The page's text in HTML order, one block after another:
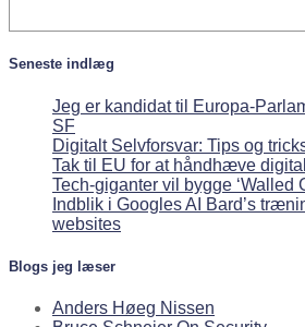
Seneste indlæg
Jeg er kandidat til Europa-
SF
Digitalt Selvforsvar: Tips og
Tak til EU for at håndhæve
Tech-giganter vil bygge ‘Walled
Indblik i Googles AI Bard’s
websites
Blogs jeg læser
Anders Høeg Nissen